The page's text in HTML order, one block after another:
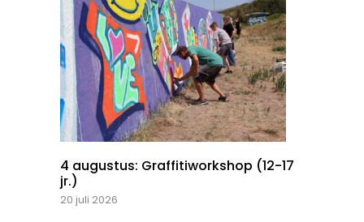
4 augustus: Graffitiworkshop (12-17
jr.)
20 juli 2026